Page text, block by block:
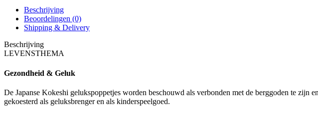
Beschrijving
Beoordelingen (0)
Shipping & Delivery
Beschrijving
LEVENSTHEMA
Gezondheid & Geluk
De Japanse Kokeshi gelukspoppetjes worden beschouwd als verbonden met de berggoden te
gekoesterd als geluksbrenger en als kinderspeelgoed.